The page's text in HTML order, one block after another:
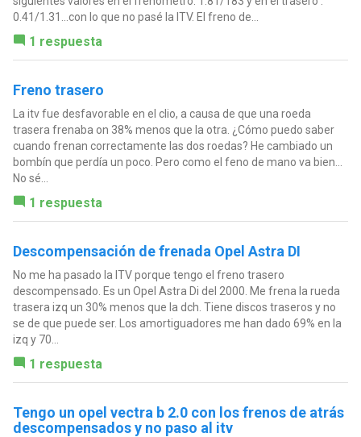
0.41/1.31...con lo que no pasé la ITV. El freno de...
1 respuesta
Freno trasero
La itv fue desfavorable en el clio, a causa de que una roeda
trasera frenaba on 38% menos que la otra. ¿Cómo puedo saber
cuando frenan correctamente las dos roedas? He cambiado un
bombín que perdía un poco. Pero como el feno de mano va bien...
No sé...
1 respuesta
Descompensación de frenada Opel Astra DI
No me ha pasado la ITV porque tengo el freno trasero
descompensado. Es un Opel Astra Di del 2000. Me frena la rueda
trasera izq un 30% menos que la dch. Tiene discos traseros y no
se de que puede ser. Los amortiguadores me han dado 69% en la
izq y 70...
1 respuesta
Tengo un opel vectra b 2.0 con los frenos de atrás
descompensados y no paso al itv